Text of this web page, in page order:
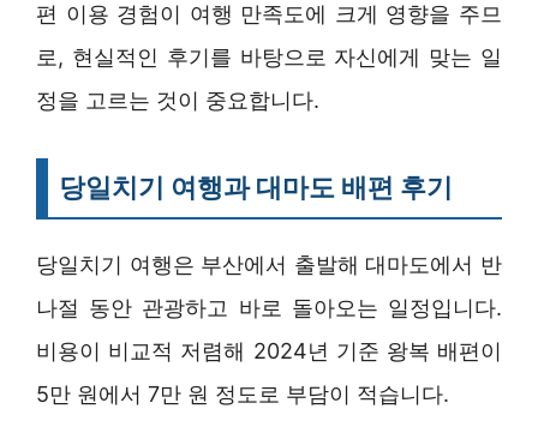
편 이용 경험이 여행 만족도에 크게 영향을 주므
로, 현실적인 후기를 바탕으로 자신에게 맞는 일
정을 고르는 것이 중요합니다.
당일치기 여행과 대마도 배편 후기
당일치기 여행은 부산에서 출발해 대마도에서 반
나절 동안 관광하고 바로 돌아오는 일정입니다.
비용이 비교적 저렴해 2024년 기준 왕복 배편이
5만 원에서 7만 원 정도로 부담이 적습니다.